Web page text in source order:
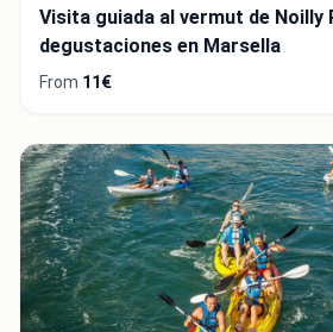
Visita guiada al vermut de Noilly
degustaciones en Marsella
From 11€